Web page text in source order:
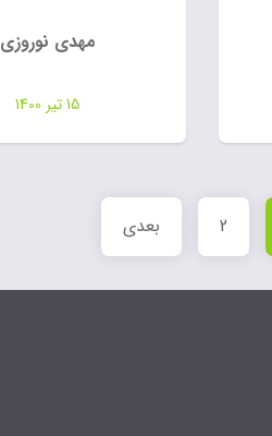
مهدی نوروزی
15 تیر 1400
2 بعدی